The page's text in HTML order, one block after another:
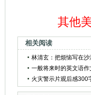
其他
相关阅读
林清玄：把烦恼写在沙
一般将来时的英文语
英语作文4篇
火灾警示片观后感300